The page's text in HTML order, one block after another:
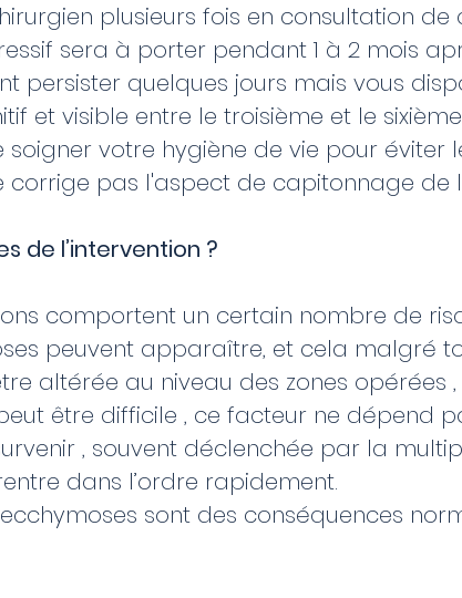
plusieurs fois en consultation de
sera à porter pendant 1 à 2 mois
persister quelques jours mais vous
et visible entre le troisième et le
votre hygiène de vie pour éviter
corrige pas l'aspect de capitonnage
de l’intervention ?
comportent un certain nombre de
peuvent apparaître, et cela malgré
altérée au niveau des zones
être difficile , ce facteur ne dépend
, souvent déclenchée par la
dans l’ordre rapidement.
sont des conséquences